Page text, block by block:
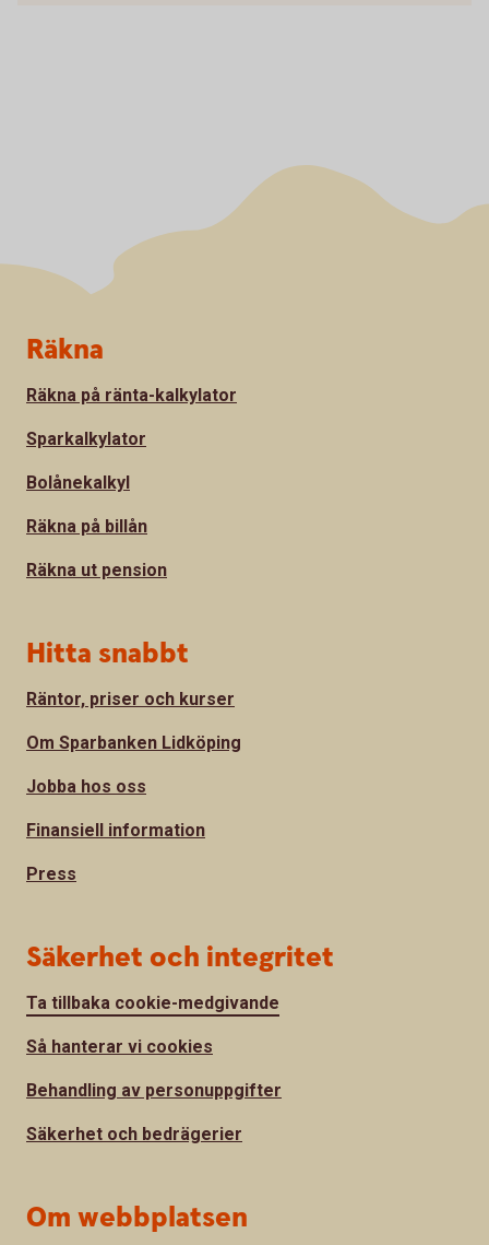
Sidfot
Räkna
Räkna på ränta-kalkylator
Sparkalkylator
Bolånekalkyl
Räkna på billån
Räkna ut pension
Hitta snabbt
Räntor, priser och kurser
Om Sparbanken Lidköping
Jobba hos oss
Finansiell information
Press
Säkerhet och integritet
Ta tillbaka cookie-medgivande
Så hanterar vi cookies
Behandling av personuppgifter
Säkerhet och bedrägerier
Om webbplatsen